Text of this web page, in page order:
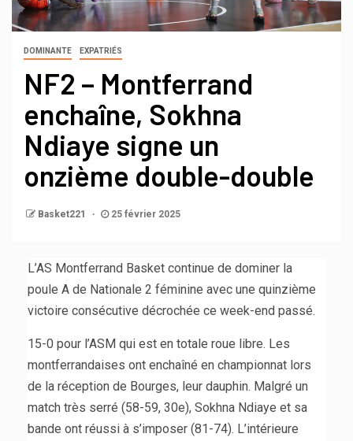
DOMINANTE EXPATRIÉS
NF2 – Montferrand
enchaîne, Sokhna
Ndiaye signe un
onzième double-double
Basket221 25 février 2025
L’AS Montferrand Basket continue de dominer la
poule A de Nationale 2 féminine avec une quinzième
victoire consécutive décrochée ce week-end passé.
15-0 pour l’ASM qui est en totale roue libre. Les
montferrandaises ont enchaîné en championnat lors
de la réception de Bourges, leur dauphin. Malgré un
match très serré (58-59, 30e), Sokhna Ndiaye et sa
bande ont réussi à s’imposer (81-74). L’intérieure